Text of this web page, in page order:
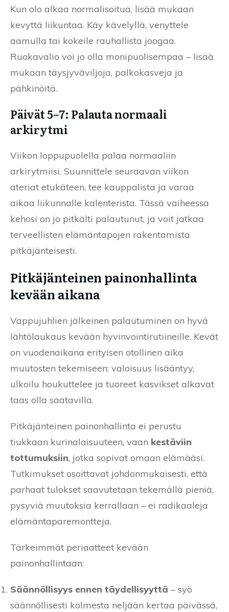
Kun olo alkaa normalisoitua, lisää mukaan
kevyttä liikuntaa. Käy kävelyllä, venyttele
aamulla tai kokeile rauhallista joogaa.
Ruokavalio voi jo olla monipuolisempaa – lisää
mukaan täysjyväviljoja, palkokasveja ja
pähkinöitä.
Päivät 5–7: Palauta normaali
arkirytmi
Viikon loppupuolella palaa normaaliin
arkirytmiisi. Suunnittele seuraavan viikon
ateriat etukäteen, tee kauppalista ja varaa
aikaa liikunnalle kalenterista. Tässä vaiheessa
kehosi on jo pitkälti palautunut, ja voit jatkaa
terveellisten elämäntapojen rakentamista
pitkäjänteisesti.
Pitkäjänteinen painonhallinta
kevään aikana
Vappujuhlien jälkeinen palautuminen on hyvä
lähtölaukaus kevään hyvinvointirutiineille. Kevät
on vuodenaikana erityisen otollinen aika
muutosten tekemiseen: valoisuus lisääntyy,
ulkoilu houkuttelee ja tuoreet kasvikset alkavat
taas olla saatavilla.
Pitkäjänteinen painonhallinta ei perustu
tiukkaan kurinalaisuuteen, vaan kestäviin
tottumuksiin, jotka sopivat omaan elämääsi.
Tutkimukset osoittavat johdonmukaisesti, että
parhaat tulokset saavutetaan tekemällä pieniä,
pysyviä muutoksia kerrallaan – ei radikaaleja
elämäntaparemontteja.
Tärkeimmät periaatteet kevään
painonhallintaan:
Säännöllisyys ennen täydellisyyttä – syö
säännöllisesti kolmesta neljään kertaa päivässä,